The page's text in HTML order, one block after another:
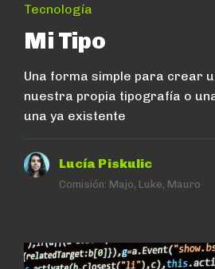
Tecnología
Mi Tipo
Una forma simple para crear
nuestra propia tipografía o
una ya existente
Lucía Piskulic
Comisión: Majo, Luke, Mauro